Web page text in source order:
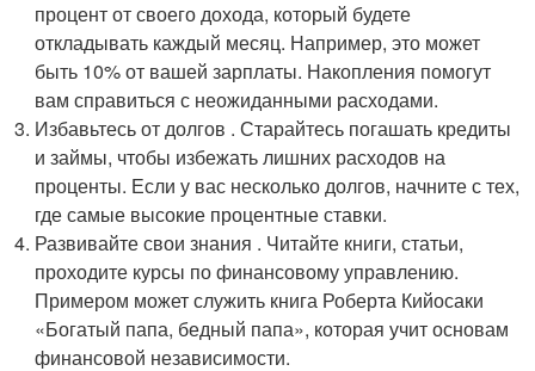
процент от своего дохода, который будете
откладывать каждый месяц. Например, это может
быть 10% от вашей зарплаты. Накопления помогут
вам справиться с неожиданными расходами.
Избавьтесь от долгов . Старайтесь погашать кредиты
и займы, чтобы избежать лишних расходов на
проценты. Если у вас несколько долгов, начните с тех,
где самые высокие процентные ставки.
Развивайте свои знания . Читайте книги, статьи,
проходите курсы по финансовому управлению.
Примером может служить книга Роберта Кийосаки
«Богатый папа, бедный папа», которая учит основам
финансовой независимости.